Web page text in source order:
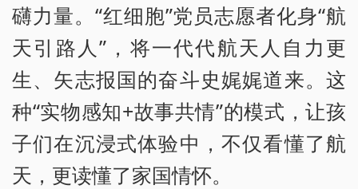
礴力量。“红细胞”党员志愿者化身“航
天引路人”，将一代代航天人自力更
生、矢志报国的奋斗史娓娓道来。这
种“实物感知+故事共情”的模式，让孩
子们在沉浸式体验中，不仅看懂了航
天，更读懂了家国情怀。